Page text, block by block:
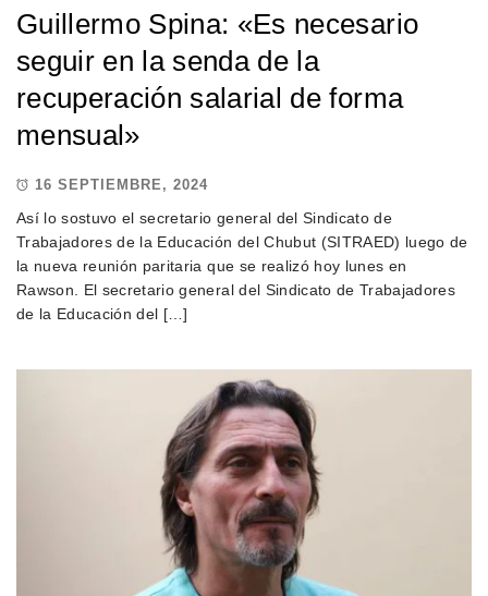
Guillermo Spina: «Es necesario
seguir en la senda de la
recuperación salarial de forma
mensual»
16 SEPTIEMBRE, 2024
Así lo sostuvo el secretario general del Sindicato de
Trabajadores de la Educación del Chubut (SITRAED) luego de
la nueva reunión paritaria que se realizó hoy lunes en
Rawson. El secretario general del Sindicato de Trabajadores
de la Educación del […]